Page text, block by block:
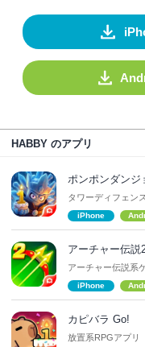
HABBY のアプリ
ポンポンダンジ
タワーディフェン
iPhone
アーチャー伝説
アーチャー伝説系
iPhone
カピバラ Go!
放置系RPGアプリ